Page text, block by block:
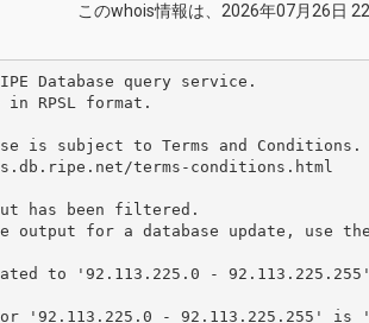
このwhois情報は、2026年07月26日
in RPSL format.
is subject to Terms and Conditions.
terms-conditions.html
has been filtered.
output for a database update, use
to '92.113.225.0 - 92.113.225.255'
'92.113.225.0 - 92.113.225.255' is